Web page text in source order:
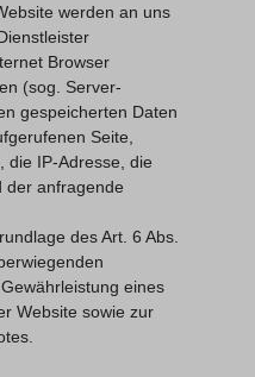
werden an uns
Browser
(sog. Server-
gespeicherten Daten
Seite,
die IP-Adresse, die
der anfragende
des Art. 6 Abs.
eines
Website sowie zur